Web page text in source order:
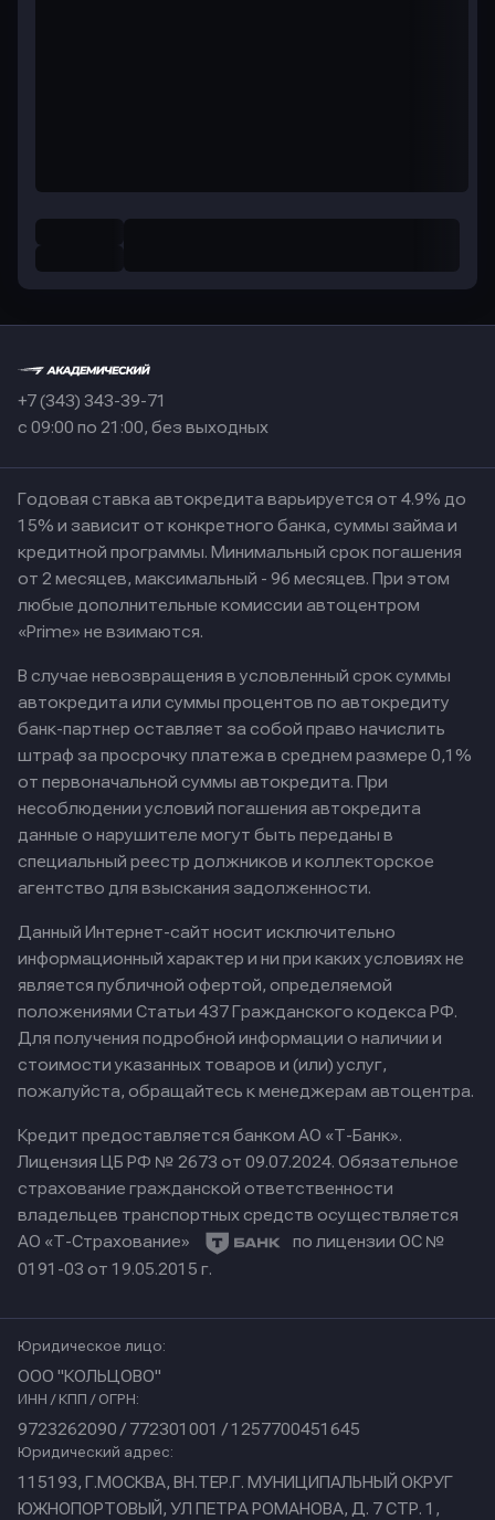
+7 (343) 343-39-71
с 09:00 по 21:00, без выходных
Годовая ставка автокредита варьируется от 4.9% до
15% и зависит от конкретного банка, суммы займа и
кредитной программы. Минимальный срок погашения
от 2 месяцев, максимальный - 96 месяцев. При этом
любые дополнительные комиссии автоцентром
«Prime» не взимаются.
В случае невозвращения в условленный срок суммы
автокредита или суммы процентов по автокредиту
банк-партнер оставляет за собой право начислить
штраф за просрочку платежа в среднем размере 0,1%
от первоначальной суммы автокредита. При
несоблюдении условий погашения автокредита
данные о нарушителе могут быть переданы в
специальный реестр должников и коллекторское
агентство для взыскания задолженности.
Данный Интернет-сайт носит исключительно
информационный характер и ни при каких условиях не
является публичной офертой, определяемой
положениями Статьи 437 Гражданского кодекса РФ.
Для получения подробной информации о наличии и
стоимости указанных товаров и (или) услуг,
пожалуйста, обращайтесь к менеджерам автоцентра.
Кредит предоставляется банком АО «Т-Банк».
Лицензия ЦБ РФ № 2673 от 09.07.2024. Обязательное
страхование гражданской ответственности
владельцев транспортных средств осуществляется
АО «Т-Страхование»
по лицензии ОС №
0191-03 от 19.05.2015 г.
Юридическое лицо:
ООО "КОЛЬЦОВО"
ИНН / КПП / ОГРН:
9723262090 / 772301001 / 1257700451645
Юридический адрес:
115193, Г.МОСКВА, ВН.ТЕР.Г. МУНИЦИПАЛЬНЫЙ ОКРУГ
ЮЖНОПОРТОВЫЙ, УЛ ПЕТРА РОМАНОВА, Д. 7 СТР. 1,